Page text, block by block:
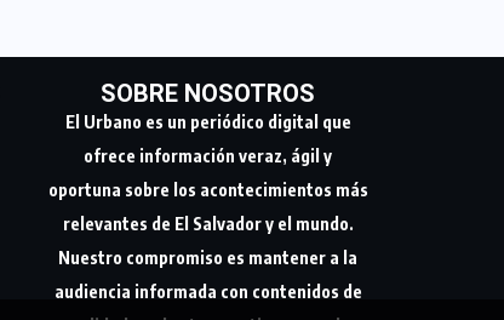
SOBRE NOSOTROS
El Urbano es un periódico digital que
ofrece información veraz, ágil y
oportuna sobre los acontecimientos más
relevantes de El Salvador y el mundo.
Nuestro compromiso es mantener a la
audiencia informada con contenidos de